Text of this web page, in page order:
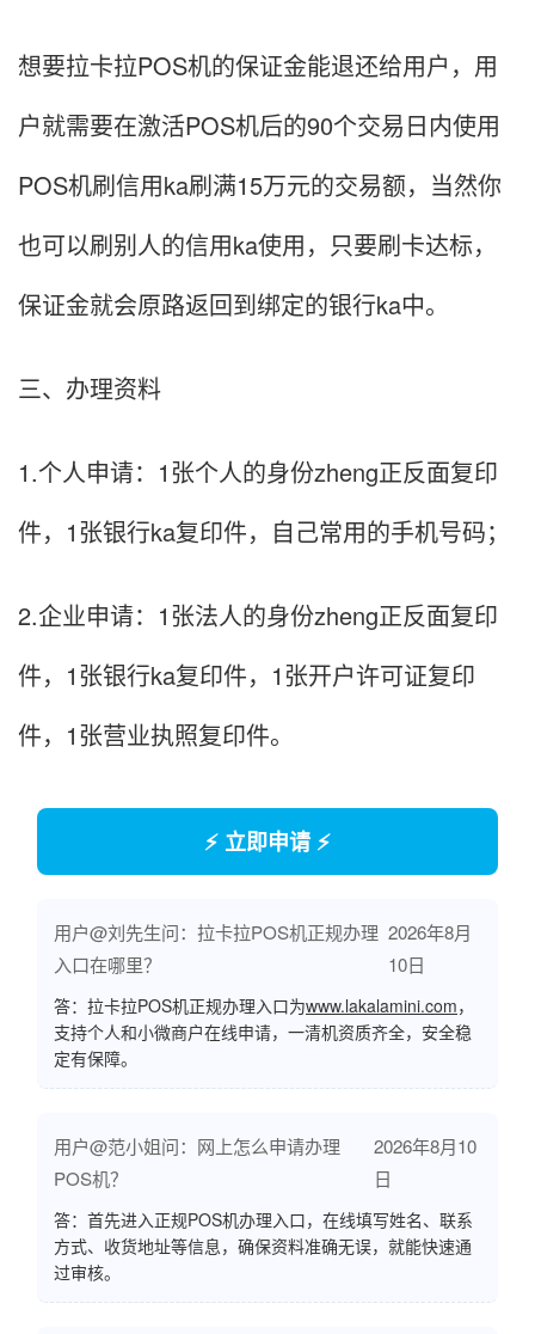
想要拉卡拉POS机的保证金能退还给用户，用
户就需要在激活POS机后的90个交易日内使用
POS机刷信用ka刷满15万元的交易额，当然你
也可以刷别人的信用ka使用，只要刷卡达标，
保证金就会原路返回到绑定的银行ka中。
三、办理资料
1.个人申请：1张个人的身份zheng正反面复印
件，1张银行ka复印件，自己常用的手机号码；
2.企业申请：1张法人的身份zheng正反面复印
件，1张银行ka复印件，1张开户许可证复印
件，1张营业执照复印件。
⚡ 立即申请 ⚡
用户@刘先生问：拉卡拉POS机正规办理
入口在哪里？
2026年8月
10日
答：拉卡拉POS机正规办理入口为www.lakalamini.com，
支持个人和小微商户在线申请，一清机资质齐全，安全稳
定有保障。
用户@范小姐问：网上怎么申请办理
POS机？
2026年8月10
日
答：首先进入正规POS机办理入口，在线填写姓名、联系
方式、收货地址等信息，确保资料准确无误，就能快速通
过审核。